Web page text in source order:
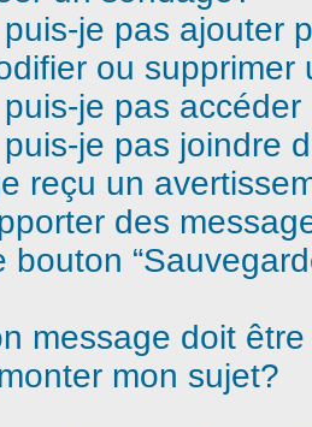
je pas ajouter
ou supprimer
je pas
je pas joindre
reçu un
des
bouton
message doit
mon sujet?